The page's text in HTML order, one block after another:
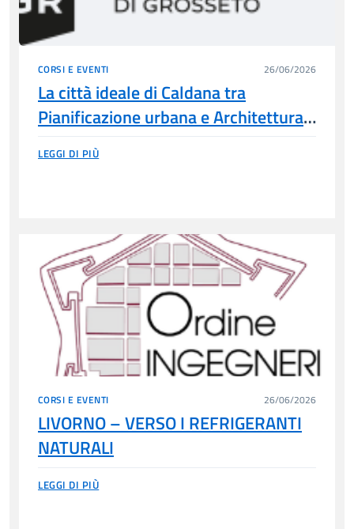
CORSI E EVENTI 26/06/2026
La città ideale di Caldana tra
Pianificazione urbana e Architettura
– Seminario senza cfp
LEGGI DI PIÙ
CORSI E EVENTI 26/06/2026
LIVORNO – VERSO I REFRIGERANTI
NATURALI
LEGGI DI PIÙ